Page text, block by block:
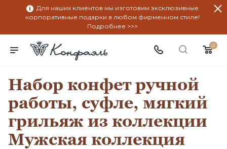
Для наших клиентов мы изготовим эксклюзивные
корпоративные подарки в любом фирменном стиле!
Подробнее >>>
0
Набор конфет ручной
работы, суфле, мягкий
грильяж из коллекции
Мужская коллекция